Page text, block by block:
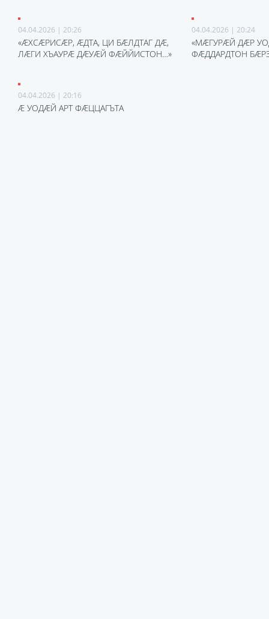
04.04.2026 | 20:26
«ÆХСÆРИСÆР, ÆДТА, ЦИ БÆЛДТАГ ДÆ,
ЛÆГИ ХЪАУРÆ ДÆУÆЙ ФÆЙЙИСТОН…»
04.04.2026 | 20:24
«МÆГУРÆЙ ДÆР
ФÆДДАРДТОН
04.04.2026 | 20:16
Æ УОДÆЙ АРТ ФÆЦЦАГЪТА